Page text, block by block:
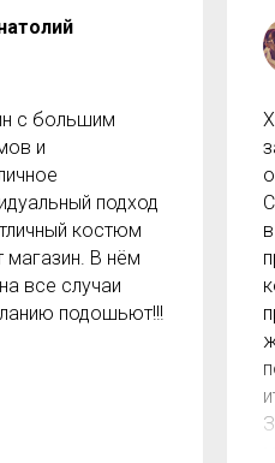
с большим
и
подход
костюм
магазин. В нём
все случаи
подошьют!!!